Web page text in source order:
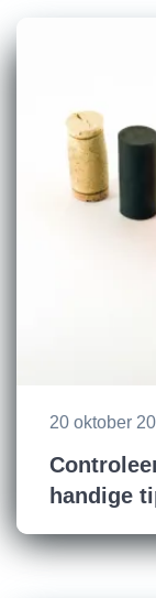
20 oktober
handige